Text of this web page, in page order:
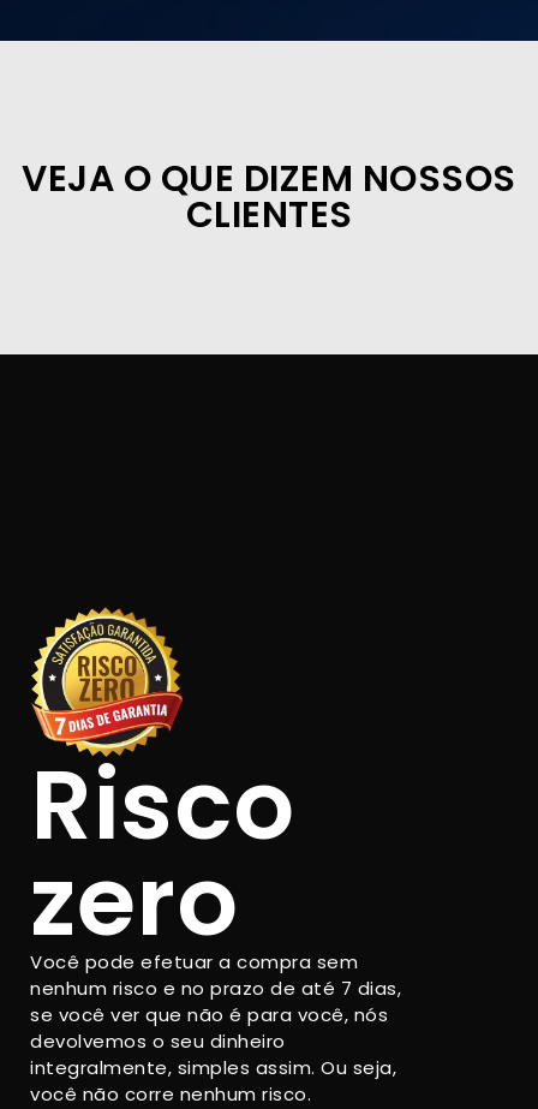
VEJA O QUE DIZEM NOSSOS
CLIENTES
Risco
zero
Você pode efetuar a compra sem
nenhum risco e no prazo de até 7 dias,
se você ver que não é para você, nós
devolvemos o seu dinheiro
integralmente, simples assim. Ou seja,
você não corre nenhum risco.